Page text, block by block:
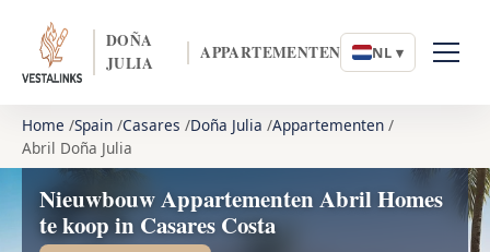
DOÑA
JULIA
APPARTEMENTEN NL ▾
Home Spain Casares Doña Julia Appartementen
Abril Doña Julia
Nieuwbouw Appartementen Abril Homes
te koop in Casares Costa